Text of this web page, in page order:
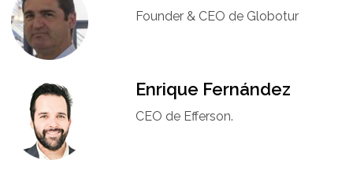
Founder & CEO de Globotur​
Enrique Fernández
CEO de Efferson.